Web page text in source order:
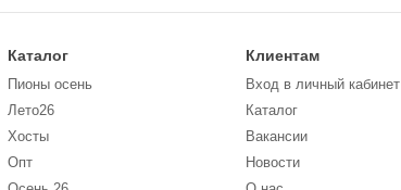
Каталог
Пионы осень
Лето26
Хосты
Опт
Клиентам
Вход в личный кабинет
Каталог
Вакансии
Новости